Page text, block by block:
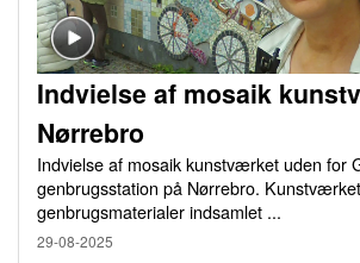
Indvielse af mosaik
Nørrebro
Indvielse af mosaik kunstværket uden for
genbrugsstation på Nørrebro.
genbrugsmaterialer indsamlet ...
29-08-2025